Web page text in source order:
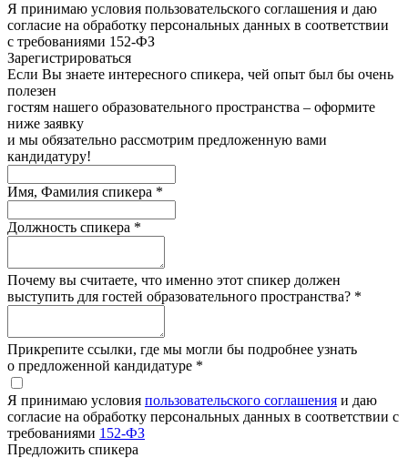
Я принимаю условия пользовательского соглашения и даю
согласие на обработку персональных данных в соответствии
с требованиями 152-ФЗ
Зарегистрироватьcя
Если Вы знаете интересного спикера, чей опыт был бы очень
полезен
гостям нашего образовательного пространства – оформите
ниже заявку
и мы обязательно рассмотрим предложенную вами
кандидатуру!
Имя, Фамилия спикера *
Должность спикера *
Почему вы считаете, что именно этот спикер должен
выступить для гостей образовательного пространства? *
Прикрепите ссылки, где мы могли бы подробнее узнать
о предложенной кандидатуре *
Я принимаю условия пользовательского соглашения и даю
согласие на обработку персональных данных в соответствии с
требованиями 152-ФЗ
Предложить спикера